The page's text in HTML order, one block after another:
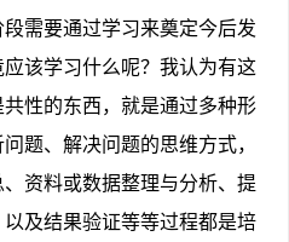
需要通过学习来奠定今后发
该学习什么呢？我认为有这
性的东西，就是通过多种形
题、解决问题的思维方式，
资料或数据整理与分析、提
及结果验证等等过程都是培